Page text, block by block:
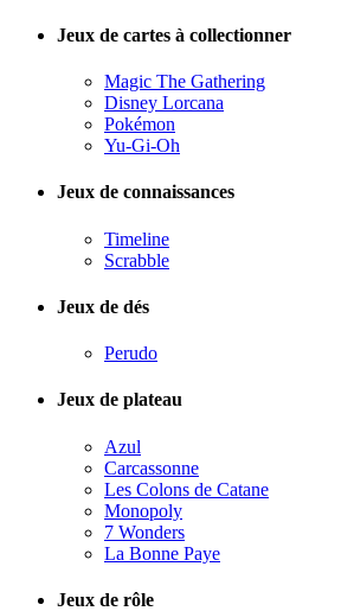
Jeux de cartes à collectionner
Magic The Gathering
Disney Lorcana
Pokémon
Yu-Gi-Oh
Jeux de connaissances
Timeline
Scrabble
Jeux de dés
Perudo
Jeux de plateau
Azul
Carcassonne
Les Colons de Catane
Monopoly
7 Wonders
La Bonne Paye
Jeux de rôle